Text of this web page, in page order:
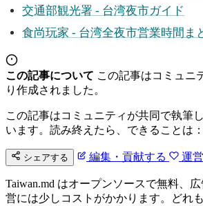
交通部観光署 - 台湾夜市ガイド
食尚玩家 - 台湾全夜市営業時間ま
この記事について この記事はコミュニ
り作成されました。
この記事はコミュニティが共同で執筆
います。読み終えたら、できることは：
シェアする 編集・貢献する 運
Taiwan.md はオープンソースで無料、
営には少しコストがかかります。どれ